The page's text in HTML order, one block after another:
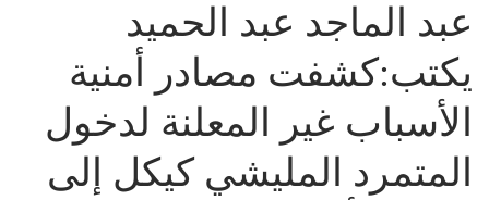
عبد الماجد عبد الحميد
يكتب:كشفت مصادر أمنية
الأسباب غير المعلنة لدخول
المتمرد المليشي كيكل إلى